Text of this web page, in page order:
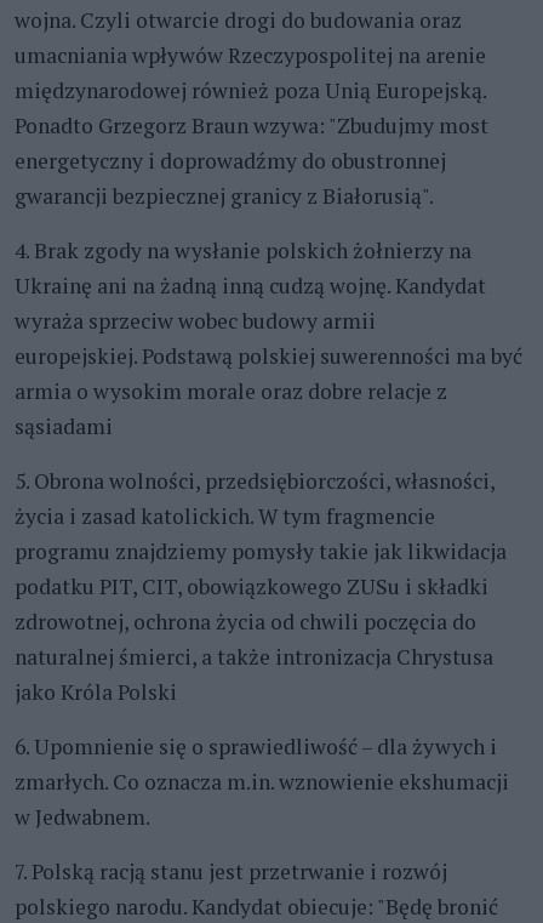
wojna. Czyli otwarcie drogi do budowania oraz
umacniania wpływów Rzeczypospolitej na arenie
międzynarodowej również poza Unią Europejską.
Ponadto Grzegorz Braun wzywa: "Zbudujmy most
energetyczny i doprowadźmy do obustronnej
gwarancji bezpiecznej granicy z Białorusią".
4. Brak zgody na wysłanie polskich żołnierzy na
Ukrainę ani na żadną inną cudzą wojnę. Kandydat
wyraża sprzeciw wobec budowy armii
europejskiej. Podstawą polskiej suwerenności ma być
armia o wysokim morale oraz dobre relacje z
sąsiadami
5. Obrona wolności, przedsiębiorczości, własności,
życia i zasad katolickich. W tym fragmencie
programu znajdziemy pomysły takie jak likwidacja
podatku PIT, CIT, obowiązkowego ZUSu i składki
zdrowotnej, ochrona życia od chwili poczęcia do
naturalnej śmierci, a także intronizacja Chrystusa
jako Króla Polski
6. Upomnienie się o sprawiedliwość – dla żywych i
zmarłych. Co oznacza m.in. wznowienie ekshumacji
w Jedwabnem.
7. Polską racją stanu jest przetrwanie i rozwój
polskiego narodu. Kandydat obiecuje: "Będę bronić